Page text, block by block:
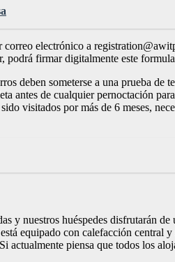
correo electrónico a
podrá firmar digitalmente este
deben someterse a una prueba
antes de cualquier pernoctación
visitados por más de 6 meses,
y nuestros huéspedes disfrutarán
equipado con calefacción
actualmente piensa que todos los